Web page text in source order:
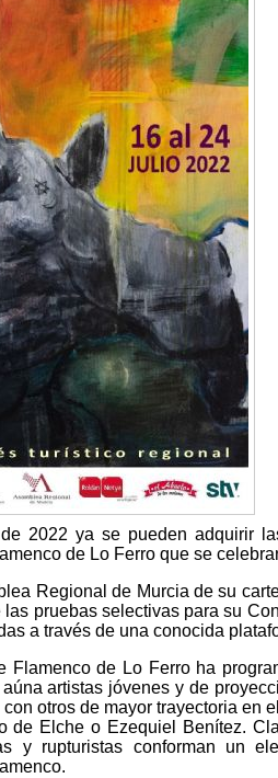
2022 ya se pueden adquirir
de Lo Ferro que se
Regional de Murcia de su
pruebas selectivas para su
a través de una conocida
Flamenco de Lo Ferro ha
artistas jóvenes y de
otros de mayor trayectoria en
de Elche o Ezequiel Benítez.
y rupturistas conforman un